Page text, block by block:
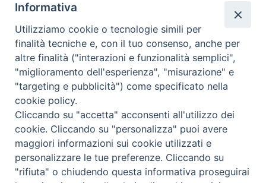
Diocesi di Melfi Rapolla Venosa
• Largo Duomo, 12 - 85025 MELFI (PZ) •
Tel. 0972238604
PEC ufficiale della Diocesi:
diocesi.melfi_rapolla_venosa@legalmail.it
Informativa
Utilizziamo cookie o tecnologie simili per
finalità tecniche e, con il tuo consenso, anche per
altre finalità ("interazioni e funzionalità semplici",
"miglioramento dell'esperienza", "misurazione" e
"targeting e pubblicità") come specificato nella
cookie policy.
Cliccando su "accetta" acconsenti all'utilizzo dei
cookie. Cliccando su "personalizza" puoi avere
maggiori informazioni sui cookie utilizzati e
personalizzare le tue preferenze. Cliccando su
"rifiuta" o chiudendo questa informativa proseguirai